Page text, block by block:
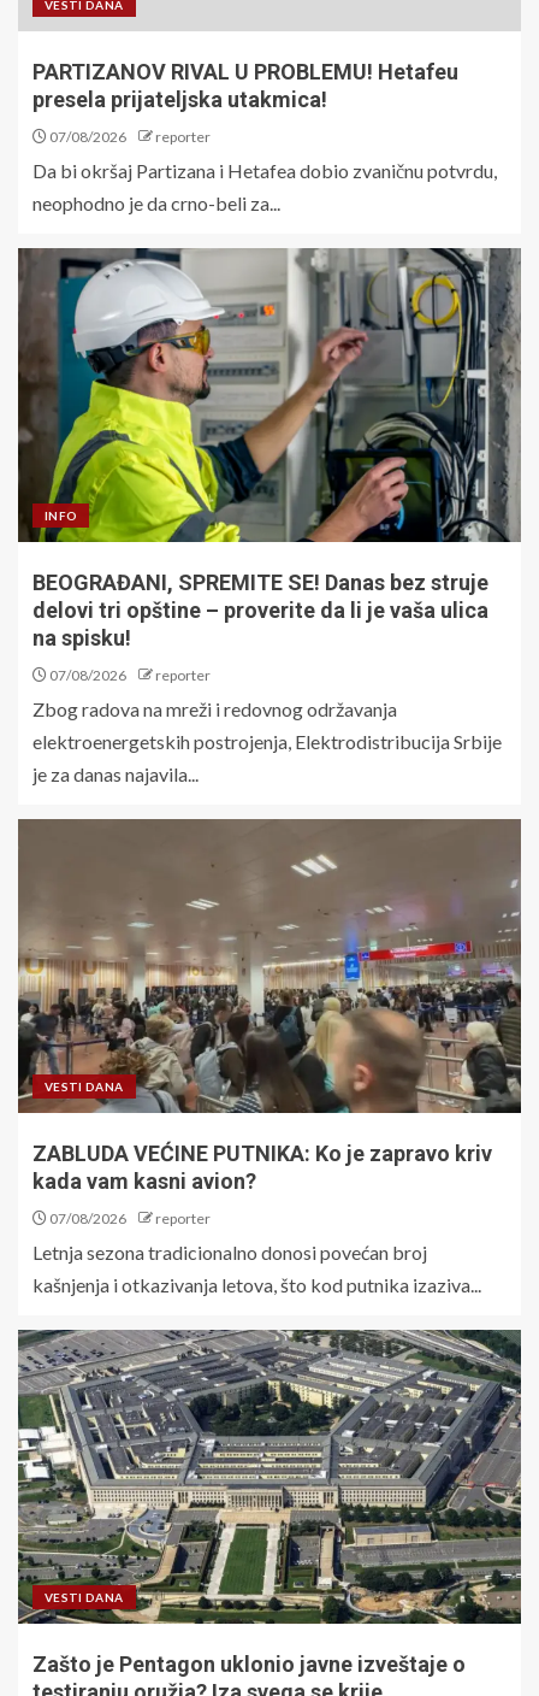
VESTI DANA
PARTIZANOV RIVAL U PROBLEMU! Hetafeu
presela prijateljska utakmica!
07/08/2026 reporter
Da bi okršaj Partizana i Hetafea dobio zvaničnu potvrdu,
neophodno je da crno-beli za...
INFO
BEOGRAĐANI, SPREMITE SE! Danas bez struje
delovi tri opštine – proverite da li je vaša ulica
na spisku!
07/08/2026 reporter
Zbog radova na mreži i redovnog održavanja
elektroenergetskih postrojenja, Elektrodistribucija Srbije
je za danas najavila...
VESTI DANA
ZABLUDA VEĆINE PUTNIKA: Ko je zapravo kriv
kada vam kasni avion?
07/08/2026 reporter
Letnja sezona tradicionalno donosi povećan broj
kašnjenja i otkazivanja letova, što kod putnika izaziva...
VESTI DANA
Zašto je Pentagon uklonio javne izveštaje o